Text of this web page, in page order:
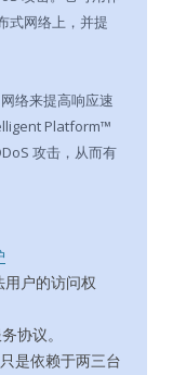
式网络上，并提
络来提高响应速
Platform™
攻击，从而有
户的访问权
协议。
是依赖于两三台